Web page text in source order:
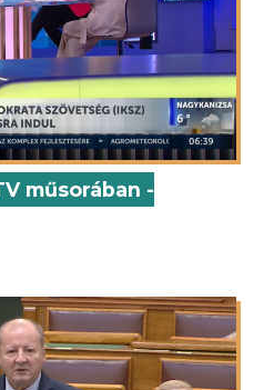
műsorában -